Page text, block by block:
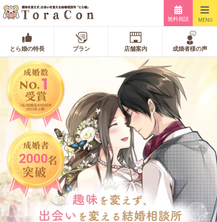
無料相談 MENU
とら婚の特長 プラン 店舗案内 成婚者様の声
2000